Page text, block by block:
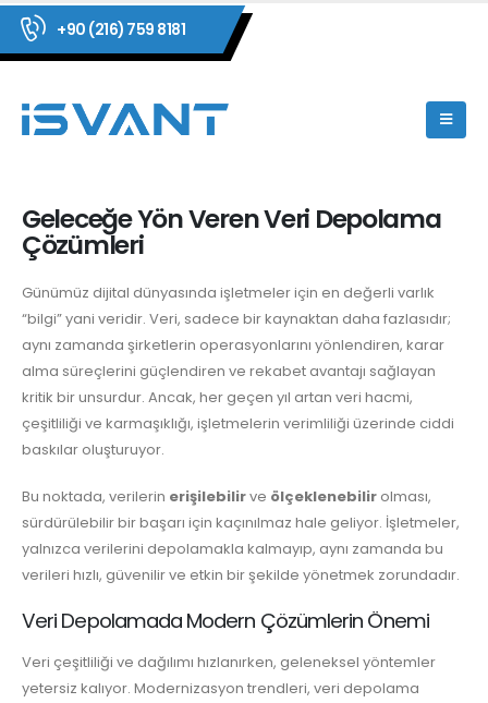
+90 (216) 759 8181
Geleceğe Yön Veren Veri Depolama
Çözümleri
Günümüz dijital dünyasında işletmeler için en değerli varlık
“bilgi” yani veridir. Veri, sadece bir kaynaktan daha fazlasıdır;
aynı zamanda şirketlerin operasyonlarını yönlendiren, karar
alma süreçlerini güçlendiren ve rekabet avantajı sağlayan
kritik bir unsurdur. Ancak, her geçen yıl artan veri hacmi,
çeşitliliği ve karmaşıklığı, işletmelerin verimliliği üzerinde ciddi
baskılar oluşturuyor.
Bu noktada, verilerin erişilebilirve ölçeklenebilir olması,
sürdürülebilir bir başarı için kaçınılmaz hale geliyor. İşletmeler,
yalnızca verilerini depolamakla kalmayıp, aynı zamanda bu
verileri hızlı, güvenilir ve etkin bir şekilde yönetmek zorundadır.
Veri Depolamada Modern Çözümlerin Önemi
Veri çeşitliliği ve dağılımı hızlanırken, geleneksel yöntemler
yetersiz kalıyor. Modernizasyon trendleri, veri depolama